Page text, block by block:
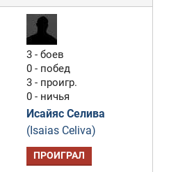
3 - боев
0 - побед
3 - проигр.
0 - ничья
Исайяс Селива
(Isaias Celiva)
ПРОИГРАЛ